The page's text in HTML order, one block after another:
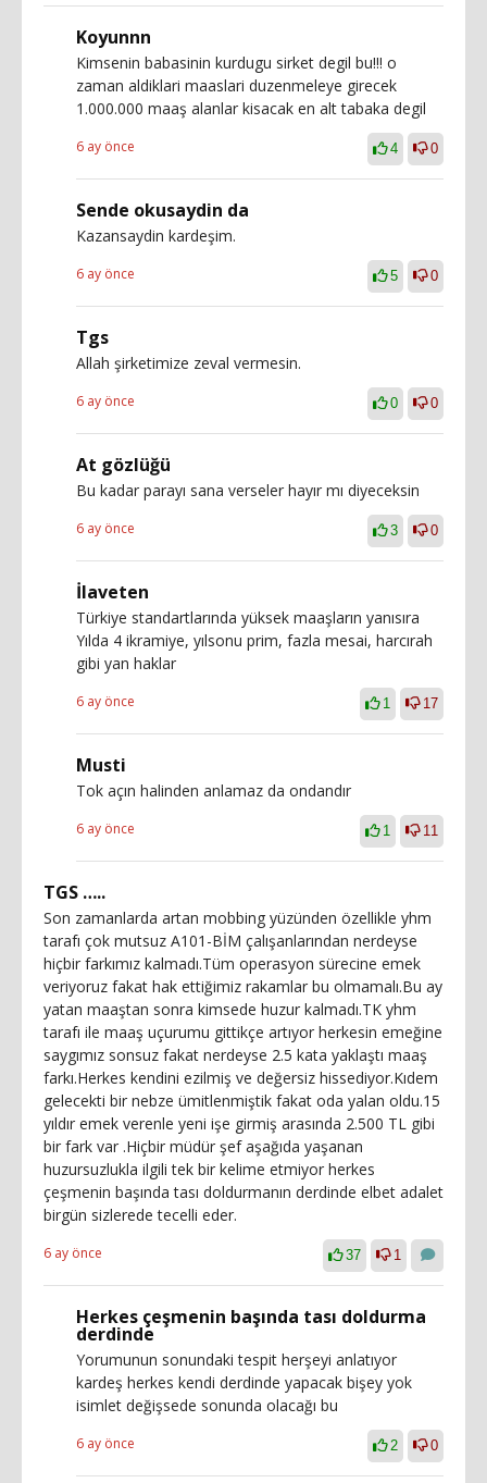
Koyunnn
Kimsenin babasinin kurdugu sirket degil bu!!! o
zaman aldiklari maaslari duzenmeleye girecek
1.000.000 maaş alanlar kisacak en alt tabaka degil
6 ay önce 4 0
Sende okusaydin da
Kazansaydin kardeşim.
6 ay önce 5 0
Tgs
Allah şirketimize zeval vermesin.
6 ay önce 0 0
At gözlüğü
Bu kadar parayı sana verseler hayır mı diyeceksin
6 ay önce 3 0
İlaveten
Türkiye standartlarında yüksek maaşların yanısıra
Yılda 4 ikramiye, yılsonu prim, fazla mesai, harcırah
gibi yan haklar
6 ay önce 1 17
Musti
Tok açın halinden anlamaz da ondandır
6 ay önce 1 11
TGS …..
Son zamanlarda artan mobbing yüzünden özellikle yhm
tarafı çok mutsuz A101-BİM çalışanlarından nerdeyse
hiçbir farkımız kalmadı.Tüm operasyon sürecine emek
veriyoruz fakat hak ettiğimiz rakamlar bu olmamalı.Bu ay
yatan maaştan sonra kimsede huzur kalmadı.TK yhm
tarafı ile maaş uçurumu gittikçe artıyor herkesin emeğine
saygımız sonsuz fakat nerdeyse 2.5 kata yaklaştı maaş
farkı.Herkes kendini ezilmiş ve değersiz hissediyor.Kıdem
gelecekti bir nebze ümitlenmiştik fakat oda yalan oldu.15
yıldır emek verenle yeni işe girmiş arasında 2.500 TL gibi
bir fark var .Hiçbir müdür şef aşağıda yaşanan
huzursuzlukla ilgili tek bir kelime etmiyor herkes
çeşmenin başında tası doldurmanın derdinde elbet adalet
birgün sizlerede tecelli eder.
6 ay önce 37 1
Herkes çeşmenin başında tası doldurma
derdinde
Yorumunun sonundaki tespit herşeyi anlatıyor
kardeş herkes kendi derdinde yapacak bişey yok
isimlet değişsede sonunda olacağı bu
6 ay önce 2 0